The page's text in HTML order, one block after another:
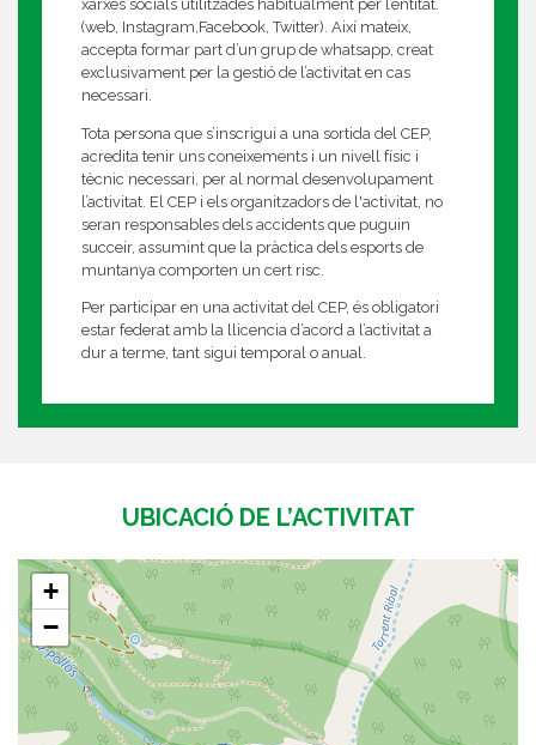
xarxes socials utilitzades habitualment per l’entitat.
(web, Instagram,Facebook, Twitter). Així mateix,
accepta formar part d’un grup de whatsapp, creat
exclusivament per la gestió de l’activitat en cas
necessari.
Tota persona que s’inscrigui a una sortida del CEP,
acredita tenir uns coneixements i un nivell físic i
tècnic necessari, per al normal desenvolupament
l’activitat. El CEP i els organitzadors de l'activitat, no
seran responsables dels accidents que puguin
succeir, assumint que la pràctica dels esports de
muntanya comporten un cert risc.
Per participar en una activitat del CEP, és obligatori
estar federat amb la llicencia d’acord a l’activitat a
dur a terme, tant sigui temporal o anual.
UBICACIÓ DE L’ACTIVITAT
+
−